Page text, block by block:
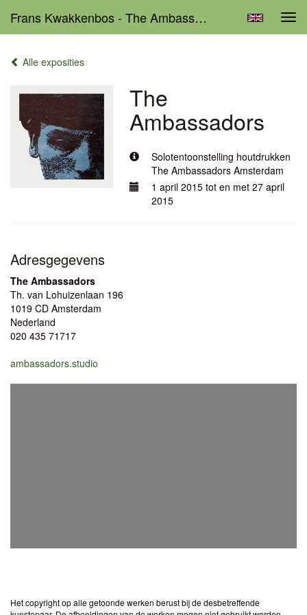
Frans Kwakkenbos - The Ambassadors
Alle exposities
The
Ambassadors
Solotentoonstelling houtdrukken
The Ambassadors Amsterdam
1 april 2015 tot en met 27 april
2015
Adresgegevens
The Ambassadors
Th. van Lohuizenlaan 196
1019 CD Amsterdam
Nederland
020 435 71717
ambassadors.studio
Het copyright op alle getoonde werken berust bij de desbetreffende